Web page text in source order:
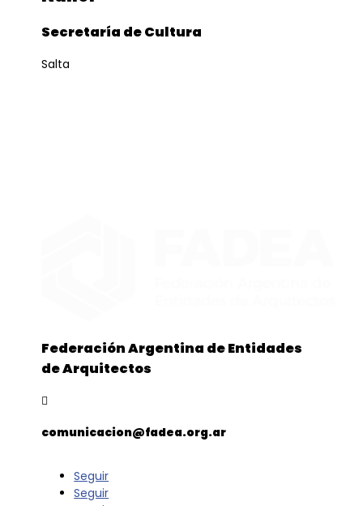
Secretaría de Cultura
Salta
Federación Argentina de Entidades
de Arquitectos

comunicacion@fadea.org.ar
Seguir
Seguir